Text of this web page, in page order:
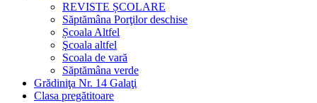
REVISTE ȘCOLARE
Săptămâna Porţilor deschise
Școala Altfel
Şcoala altfel
Scoala de vară
Săptămâna verde
Grădiniţa Nr. 14 Galaţi
Clasa pregătitoare